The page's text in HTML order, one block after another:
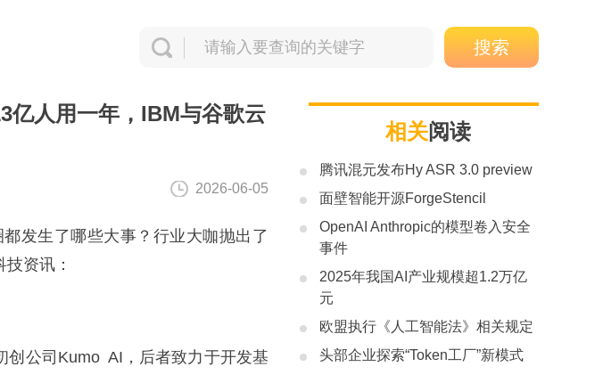
亿人用一年，IBM与谷歌云
2026-06-05
发生了哪些大事？行业大咖抛出了
资讯：
公司Kumo AI，后者致力于开发基
相关阅读
腾讯混元发布Hy ASR 3.0 preview
面壁智能开源ForgeStencil
OpenAI Anthropic的模型卷入安全
事件
2025年我国AI产业规模超1.2万亿
元
欧盟执行《人工智能法》相关规定
头部企业探索“Token工厂”新模式